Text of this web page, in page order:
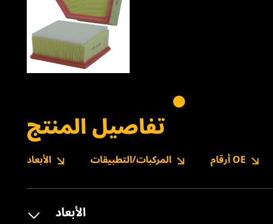
تفاصيل المنتج
الأبعاد المركبات/التطبيقات أرقام OE
الأبعاد